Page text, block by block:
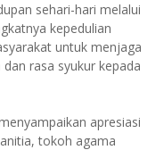
sehari-hari melalui
kepedulian
untuk menjaga
rasa syukur kepada
apresiasi
tokoh agama